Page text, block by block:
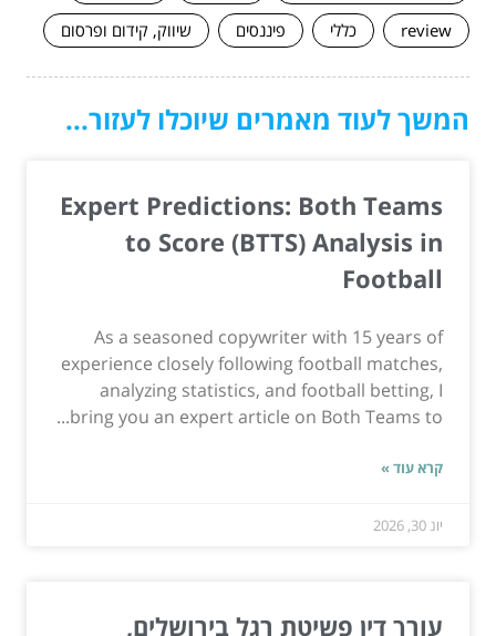
review
כללי פיננסים שיווק, קידום ופרסום
המשך לעוד מאמרים שיוכלו לעזור...
Expert Predictions: Both Teams
to Score (BTTS) Analysis in
Football
As a seasoned copywriter with 15 years of
experience closely following football matches,
analyzing statistics, and football betting, I
bring you an expert article on Both Teams to...
קרא עוד »
יונ 30, 2026
עורך דין פשיטת רגל בירושלים,